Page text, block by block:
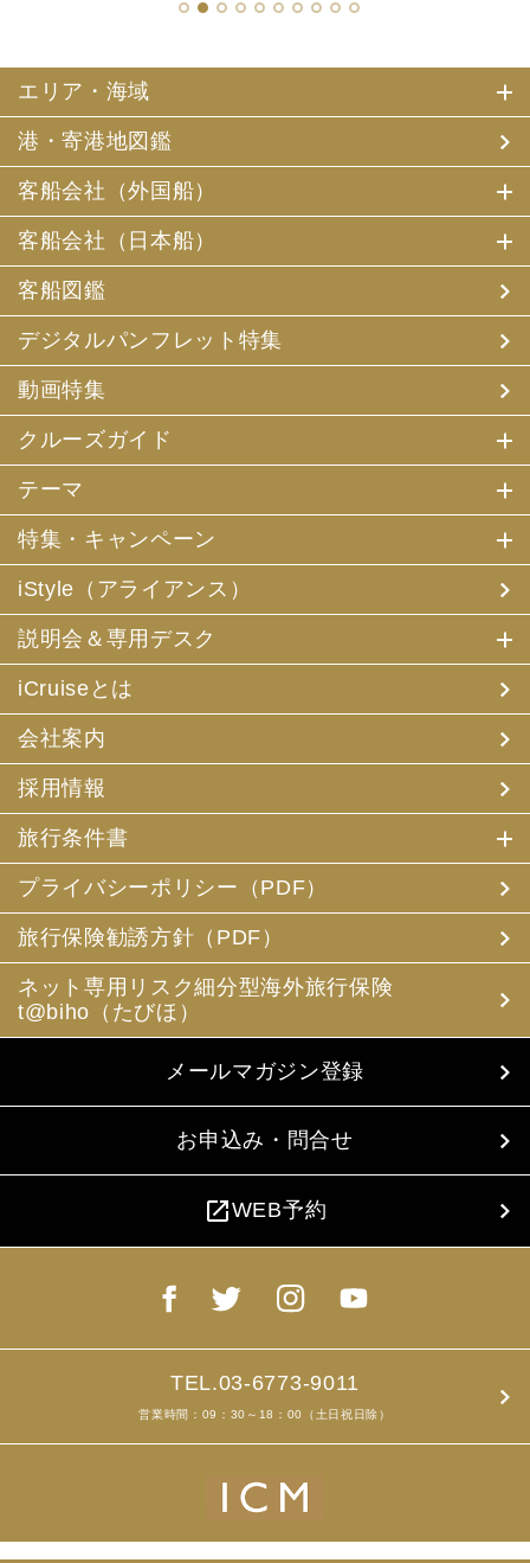
1 2 3 4 5 6 7 8 9 10
エリア・海域
港・寄港地図鑑
客船会社（外国船）
客船会社（日本船）
客船図鑑
デジタルパンフレット特集
動画特集
クルーズガイド
テーマ
特集・キャンペーン
iStyle（アライアンス）
説明会＆専用デスク
iCruiseとは
会社案内
採用情報
旅行条件書
プライバシーポリシー（PDF）
旅行保険勧誘方針（PDF）
ネット専用リスク細分型海外旅行保険
t@biho（たびほ）
メールマガジン登録
お申込み・問合せ
open_in_newWEB予約
TEL.03-6773-9011
営業時間：09：30～18：00（土日祝日除）